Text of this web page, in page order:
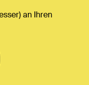
an Ihren